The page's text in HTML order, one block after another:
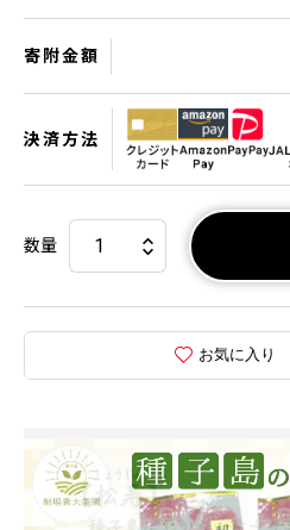
寄附金額
決済方法
数量
お気に入り